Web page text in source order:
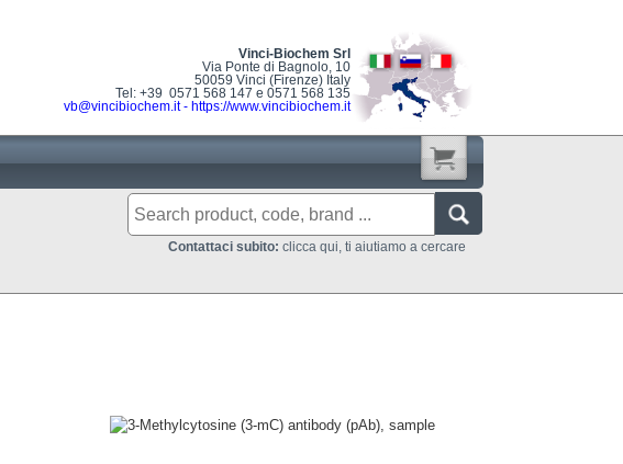
Vinci-Biochem Srl
Via Ponte di Bagnolo, 10
50059 Vinci (Firenze) Italy
Tel: +39 0571 568 147 e 0571 568 135
vb@vincibiochem.it- https://www.vincibiochem.it
Contattaci subito: clicca qui, ti aiutiamo a cercare